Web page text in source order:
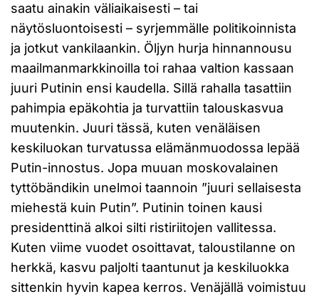
saatu ainakin väliaikaisesti – tai
näytösluontoisesti – syrjemmälle politikoinnista
ja jotkut vankilaankin. Öljyn hurja hinnannousu
maailmanmarkkinoilla toi rahaa valtion kassaan
juuri Putinin ensi kaudella. Sillä rahalla tasattiin
pahimpia epäkohtia ja turvattiin talouskasvua
muutenkin. Juuri tässä, kuten venäläisen
keskiluokan turvatussa elämänmuodossa lepää
Putin-innostus. Jopa muuan moskovalainen
tyttöbändikin unelmoi taannoin ”juuri sellaisesta
miehestä kuin Putin”. Putinin toinen kausi
presidenttinä alkoi silti ristiriitojen vallitessa.
Kuten viime vuodet osoittavat, taloustilanne on
herkkä, kasvu paljolti taantunut ja keskiluokka
sittenkin hyvin kapea kerros. Venäjällä voimistuu